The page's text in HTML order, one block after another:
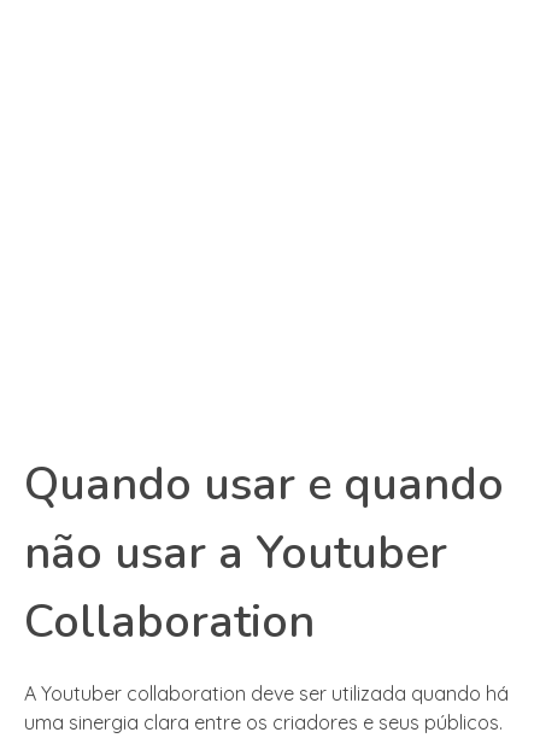
Quando usar e quando
não usar a Youtuber
Collaboration
A Youtuber collaboration deve ser utilizada quando há
uma sinergia clara entre os criadores e seus públicos.